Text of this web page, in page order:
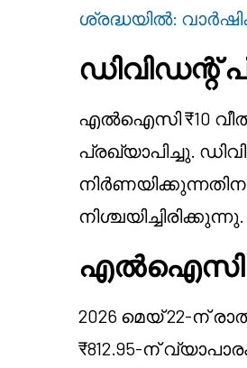
ശ്രദ്ധയിൽ:
ഡിവിഡന്റ്
എൽഐസി ₹10 വീതം
പ്രഖ്യാപിച്ചു.
നിശ്ചയിച്ചിരിക്കുന്നു.
എൽഐസി
2026 മെയ് 22-ന്
₹812.95-ന്